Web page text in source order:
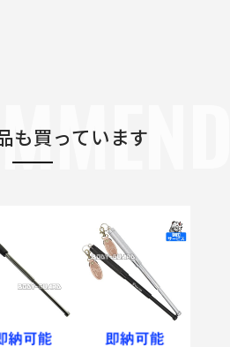
も買っています